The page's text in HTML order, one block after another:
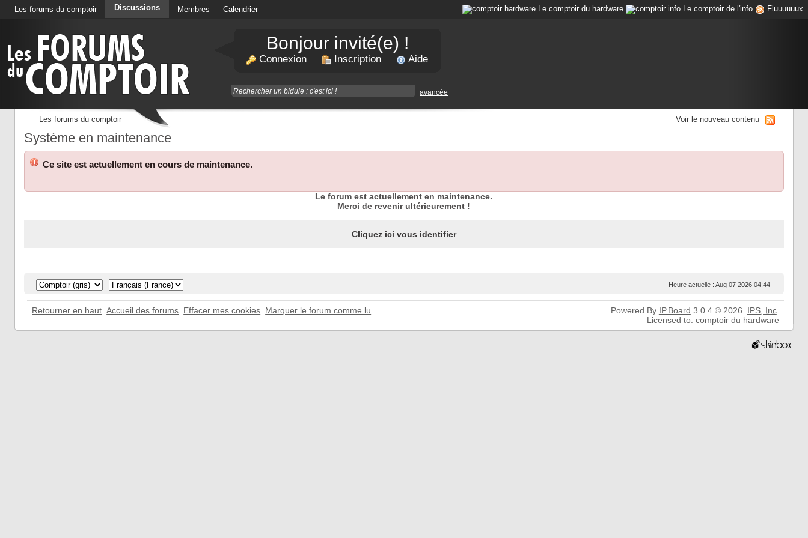
Les forums du comptoir Discussions Membres Calendrier Le comptoir du hardware Le comptoir de l'info Fluuuuuux
Bonjour invité(e) !
Connexion Inscription Aide
avancée
Les forums du comptoir Voir le nouveau contenu
Système en maintenance
Ce site est actuellement en cours de maintenance.
Le forum est actuellement en maintenance.
Merci de revenir ultérieurement !
Cliquez ici vous identifier
Heure actuelle : Aug 07 2026 04:44
Retourner en haut Accueil des forums Effacer mes cookies Marquer le forum comme lu Powered By IP.Board 3.0.4 © 2026 IPS, Inc.
Licensed to: comptoir du hardware